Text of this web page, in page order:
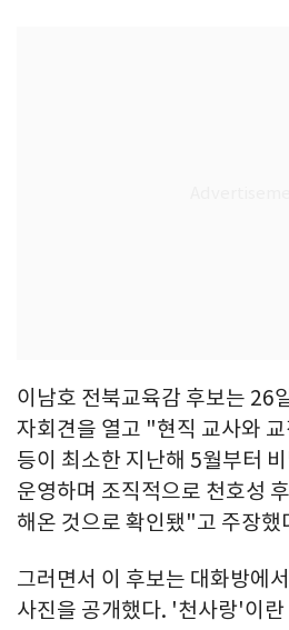
이남호 전북교육감 후보는 26
자회견을 열고 "현직 교사와
등이 최소한 지난해 5월부터
운영하며 조직적으로 천호성
해온 것으로 확인됐"고 주장했
그러면서 이 후보는 대화방에
사진을 공개했다. '천사랑'이